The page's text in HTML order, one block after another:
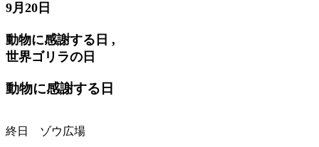
9月20日
動物に感謝する日 ,
世界ゴリラの日
動物に感謝する日
終日 ゾウ広場